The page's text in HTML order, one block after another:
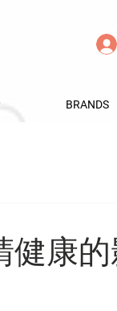
BRANDS
健康